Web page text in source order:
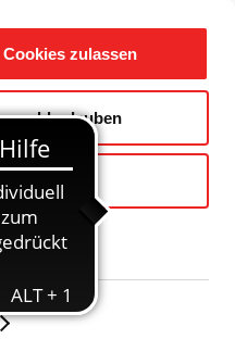
zulassen
erlauben
Ablehnen